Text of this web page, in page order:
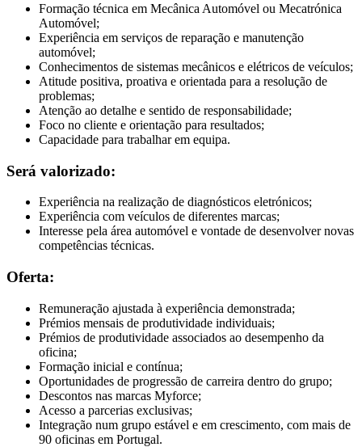
Formação técnica em Mecânica Automóvel ou Mecatrónica
Automóvel;
Experiência em serviços de reparação e manutenção
automóvel;
Conhecimentos de sistemas mecânicos e elétricos de veículos;
Atitude positiva, proativa e orientada para a resolução de
problemas;
Atenção ao detalhe e sentido de responsabilidade;
Foco no cliente e orientação para resultados;
Capacidade para trabalhar em equipa.
Será valorizado:
Experiência na realização de diagnósticos eletrónicos;
Experiência com veículos de diferentes marcas;
Interesse pela área automóvel e vontade de desenvolver novas
competências técnicas.
Oferta:
Remuneração ajustada à experiência demonstrada;
Prémios mensais de produtividade individuais;
Prémios de produtividade associados ao desempenho da
oficina;
Formação inicial e contínua;
Oportunidades de progressão de carreira dentro do grupo;
Descontos nas marcas Myforce;
Acesso a parcerias exclusivas;
Integração num grupo estável e em crescimento, com mais de
90 oficinas em Portugal.